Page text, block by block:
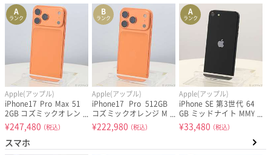
A
ランク
Apple(アップル)
iPhone17 Pro Max 51
2GB コズミックオレン
ジ MFYD4J／A SIMフリ
ー
¥247,480（税込）
B
ランク
Apple(アップル)
iPhone17 Pro 512GB
コズミックオレンジ M
G8A4J／A SIMフリー
¥222,980（税込）
A
ランク
Apple(アップル)
iPhone SE 第3世代 64
GB ミッドナイト MMY
C3J／A SIMフリー
¥33,480（税込）
スマホ